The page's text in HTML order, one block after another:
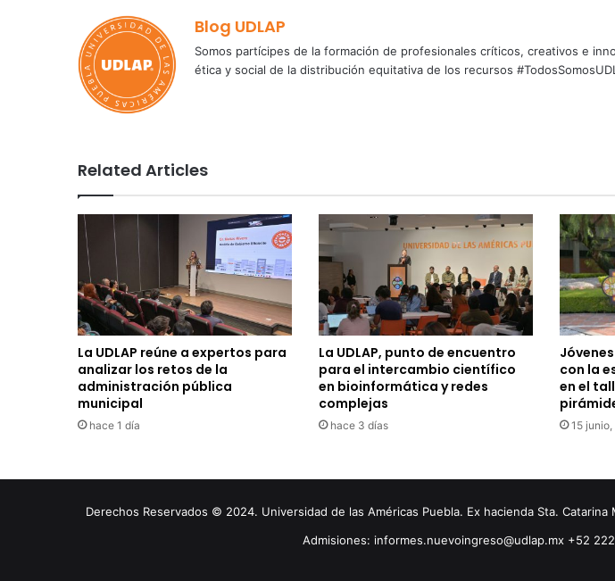
Blog UDLAP
Somos partícipes de la formación de profesionales críticos, creativos e
ética y social de la distribución equitativa de los recursos
Related Articles
La UDLAP reúne a expertos para
analizar los retos de la
administración pública
municipal
hace 1 día
La UDLAP, punto de encuentro
para el intercambio científico
en bioinformática y redes
complejas
hace 3 días
con la
en el
15
Derechos Reservados © 2024. Universidad de las Américas Puebla. Ex hacienda Sta.
Admisiones: informes.nuevoingreso@udlap.mx +52